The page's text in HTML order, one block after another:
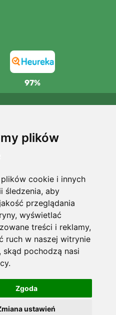
plików
cookie i innych
śledzenia, aby
przeglądania
wyświetlać
treści i reklamy,
ruch w naszej witrynie
skąd pochodzą nasi
Zgoda
ustawień
97%
bezpłatnie
powyżej 250 PLN
zwroty
swoje zamówienie w dowolnym
drzewo! Czytaj więcej